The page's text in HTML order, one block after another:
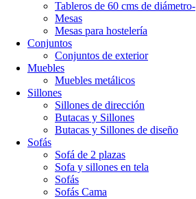
Tableros de 60 cms de diámetro-
Mesas
Mesas para hostelería
Conjuntos
Conjuntos de exterior
Muebles
Muebles metálicos
Sillones
Sillones de dirección
Butacas y Sillones
Butacas y Sillones de diseño
Sofás
Sofá de 2 plazas
Sofa y sillones en tela
Sofás
Sofás Cama